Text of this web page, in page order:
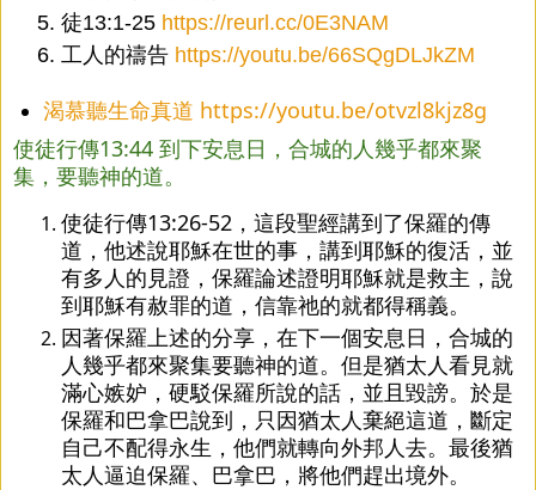
徒13:1-25 https://reurl.cc/0E3NAM
工人的禱告 https://youtu.be/66SQgDLJkZM
渴慕聽生命真道 https://youtu.be/otvzl8kjz8g
使徒行傳13:44 到下安息日，合城的人幾乎都來聚
集，要聽神的道。
使徒行傳13:26-52，這段聖經講到了保羅的傳
道，他述說耶穌在世的事，講到耶穌的復活，並
有多人的見證，保羅論述證明耶穌就是救主，說
到耶穌有赦罪的道，信靠祂的就都得稱義。
因著保羅上述的分享，在下一個安息日，合城的
人幾乎都來聚集要聽神的道。但是猶太人看見就
滿心嫉妒，硬駁保羅所說的話，並且毀謗。於是
保羅和巴拿巴說到，只因猶太人棄絕這道，斷定
自己不配得永生，他們就轉向外邦人去。最後猶
太人逼迫保羅、巴拿巴，將他們趕出境外。